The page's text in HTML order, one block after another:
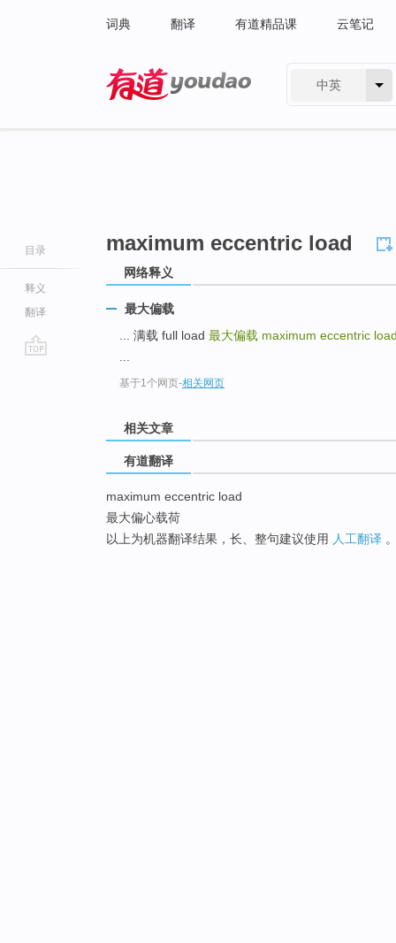
词典 翻译 有道精品课 云笔记
中英
目录
释义
翻译
maximum eccentric load
网络释义
最大偏载
... 满载 full load 最大偏载 maximum eccentric
基于1个网页-相关网页
相关文章
有道翻译
maximum eccentric load
最大偏心载荷
以上为机器翻译结果，长、整句建议使用 人工翻译